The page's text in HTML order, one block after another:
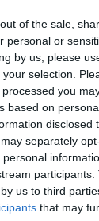
of the sale,
personal or
by us, please
selection.
you
based on
disclosed
separately
us to third
that may
με
τις
πραγματική
δήλωσε